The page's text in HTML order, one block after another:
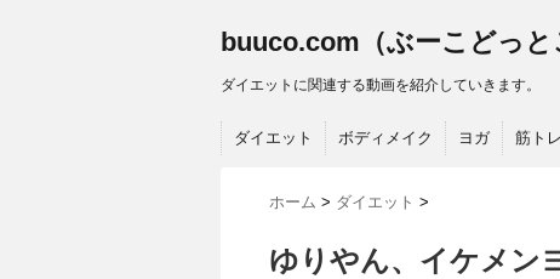
buuco.com（ぶーこどっと
ダイエットに関連する動画を紹介していきます。
ダイエット ボディメイク ヨガ 筋トレ
ホーム > ダイエット >
ゆりやん、イケメン